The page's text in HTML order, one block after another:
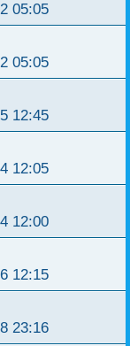
05:05
05:05
12:45
12:05
12:00
12:15
23:16